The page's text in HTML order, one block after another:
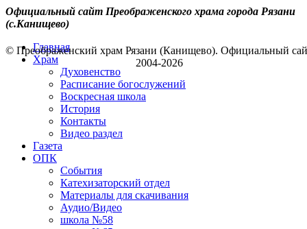
Официальный сайт Преображенского храма города Рязани
(с.Канищево)
Главная
Храм
Духовенство
Расписание богослужений
Воскресная школа
История
Контакты
Видео раздел
Газета
ОПК
События
Катехизаторский отдел
Материалы для скачивания
Аудио/Видео
школа №58
© Преображенский храм Рязани (Канищево). Официальный
2004-2026